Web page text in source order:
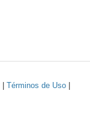
Términos de Uso